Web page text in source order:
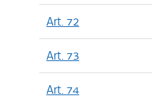
Art. 72
Art. 73
Art. 74